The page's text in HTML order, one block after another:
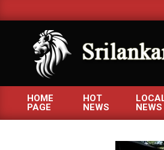
to
HOME
PAGE
HOT
NEWS
NEWS